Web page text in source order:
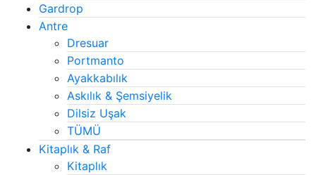
Gardrop
Antre
Dresuar
Portmanto
Ayakkabılık
Askılık & Şemsiyelik
Dilsiz Uşak
TÜMÜ
Kitaplık & Raf
Kitaplık